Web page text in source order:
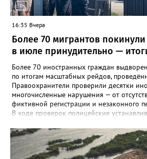
16:35 Вчера
Более 70 мигрантов
в июле принудительно —
Более 70 иностранных граждан
по итогам масштабных рейдов,
Правоохранители проверили десятки
многочисленные нарушения — от
фиктивной регистрации и незаконного
В ходе проверок полицейские
также сверяли заявленную цель въезда с
деятельностью. Особое внимание
постановки на учёт принимающей